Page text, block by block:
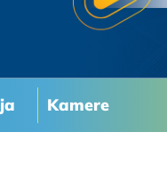
Kamere